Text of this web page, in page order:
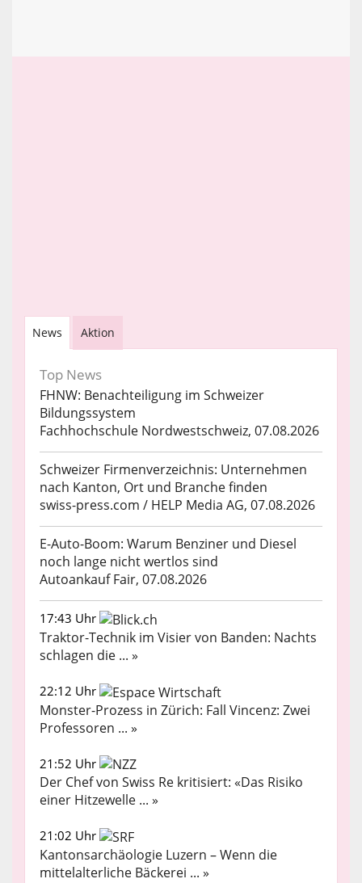
News Aktion
Top News
FHNW: Benachteiligung im Schweizer
Bildungssystem
Fachhochschule Nordwestschweiz, 07.08.2026
Schweizer Firmenverzeichnis: Unternehmen
nach Kanton, Ort und Branche finden
swiss-press.com / HELP Media AG, 07.08.2026
E-Auto-Boom: Warum Benziner und Diesel
noch lange nicht wertlos sind
Autoankauf Fair, 07.08.2026
17:43 Uhr
Traktor-Technik im Visier von Banden: Nachts
schlagen die ... »
22:12 Uhr
Monster-Prozess in Zürich: Fall Vincenz: Zwei
Professoren ... »
21:52 Uhr
Der Chef von Swiss Re kritisiert: «Das Risiko
einer Hitzewelle ... »
21:02 Uhr
Kantonsarchäologie Luzern – Wenn die
mittelalterliche Bäckerei ... »